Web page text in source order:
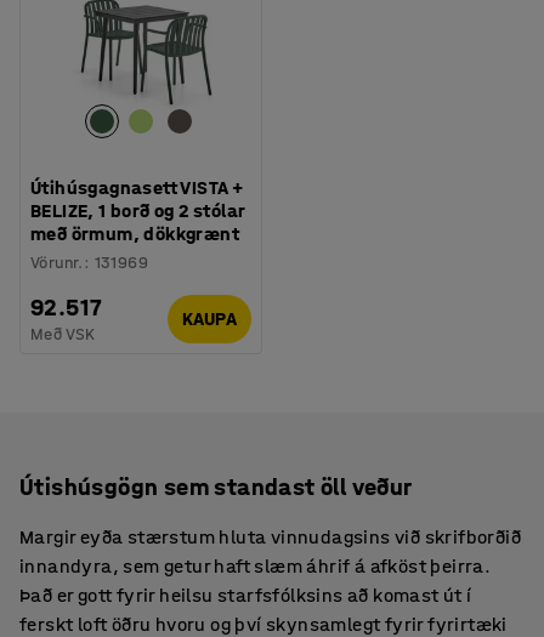
Útihúsgagnasett VISTA +
BELIZE, 1 borð og 2 stólar
með örmum, dökkgrænt
Vörunr. : 131969
92.517
Með VSK
KAUPA
Útishúsgögn sem standast öll veður
Margir eyða stærstum hluta vinnudagsins við skrifborðið
innandyra, sem getur haft slæm áhrif á afköst þeirra.
Það er gott fyrir heilsu starfsfólksins að komast út í
ferskt loft öðru hvoru og því skynsamlegt fyrir fyrirtæki